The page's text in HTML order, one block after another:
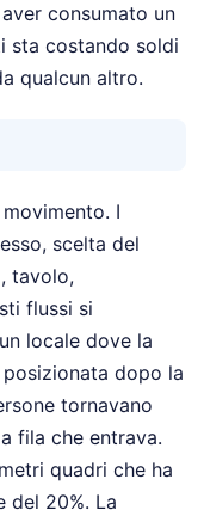
consumato un
sta costando soldi
qualcun altro.
I
scelta del
tavolo,
flussi si
locale dove la
dopo la
tornavano
fila che entrava.
quadri che ha
del 20%. La